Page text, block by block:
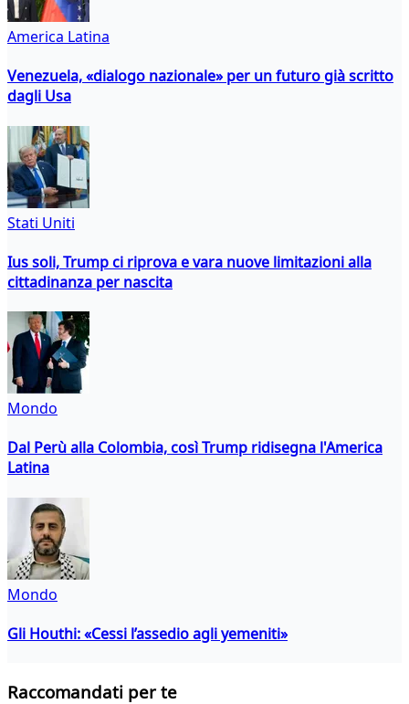
America Latina
Venezuela, «dialogo nazionale» per un futuro già scritto
dagli Usa
Stati Uniti
Ius soli, Trump ci riprova e vara nuove limitazioni alla
cittadinanza per nascita
Mondo
Dal Perù alla Colombia, così Trump ridisegna l'America
Latina
Mondo
Gli Houthi: «Cessi l’assedio agli yemeniti»
Raccomandati per te